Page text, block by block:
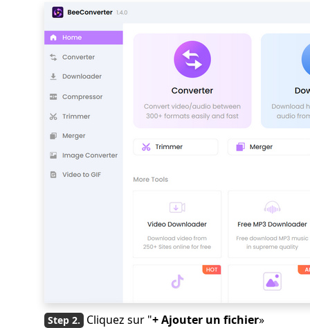
Cliquez sur "+ Ajouter un fichier»